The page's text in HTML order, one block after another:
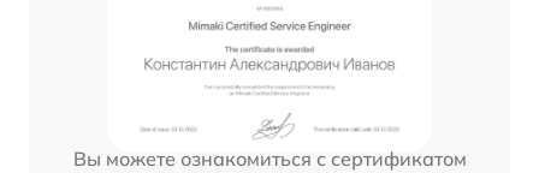
Вы можете ознакомиться с сертификатом